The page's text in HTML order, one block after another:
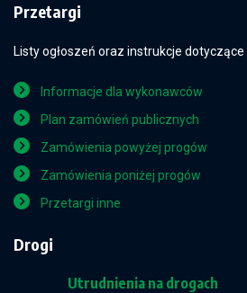
Przetargi
Listy ogłoszeń oraz instrukcje dotyczące
Informacje dla wykonawców
Plan zamówień publicznych
Zamówienia powyżej progów
Zamówienia poniżej progów
Przetargi inne
Drogi
Utrudnienia na drogach